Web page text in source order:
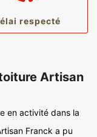
respecté
Artisan
en activité dans la
Franck a pu